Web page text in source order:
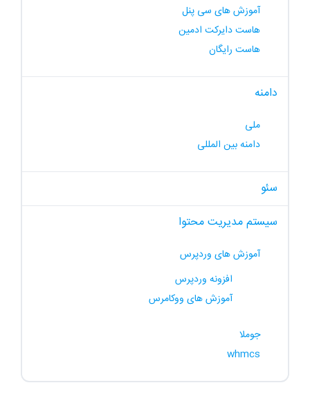
آموزش های سی پنل
هاست دایرکت ادمین
هاست رایگان
دامنه
ملی
دامنه بین المللی
سئو
سیستم مدیریت محتوا
آموزش های وردپرس
افزونه وردپرس
آموزش های ووکامرس
جوملا
whmcs